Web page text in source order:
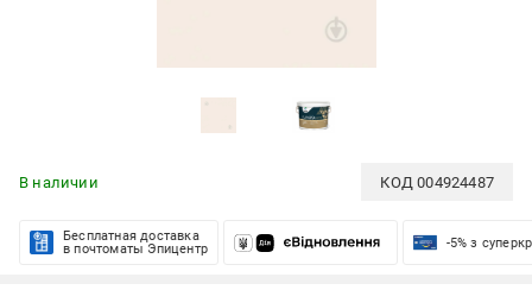
В наличии КОД004924487
Бесплатная доставка
в почтоматы Эпицентр
-5% з